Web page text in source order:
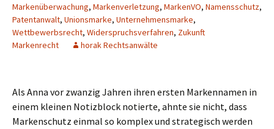
Markenüberwachung, Markenverletzung, MarkenVO, Namensschutz,
Patentanwalt, Unionsmarke, Unternehmensmarke,
Wettbewerbsrecht, Widerspruchsverfahren, Zukunft
Markenrecht
horak Rechtsanwälte
Als Anna vor zwanzig Jahren ihren ersten Markennamen in
einem kleinen Notizblock notierte, ahnte sie nicht, dass
Markenschutz einmal so komplex und strategisch werden